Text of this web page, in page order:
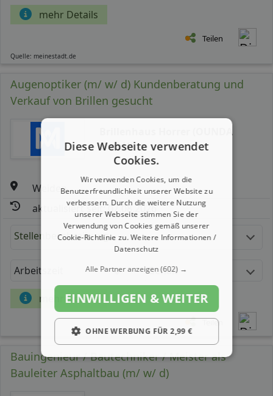
mehr Details
Teilen
Quelle: meinestadt.de
Augenoptiker (m/ w/ d) Kundenberatung und
Verkauf von Brillen gesucht
Brillenhaus Horrer (OUNDA
GmbH)
Weiden
aktualisiert seit: 07.08.2026
Stellenbeschreibung:
Arbeitszeit Gehalt
mehr Details
Teilen
Bauingenieur / Bautechniker / Meister als
Bauleiter Asphaltbau (m/ w/ d)
Diese Webseite verwendet
Cookies.
Wir verwenden Cookies, um die
Benutzerfreundlichkeit unserer Website zu
verbessern. Durch die weitere Nutzung
unserer Webseite stimmen Sie der
Verwendung von Cookies gemäß unserer
Cookie-Richtlinie zu.Weitere Informationen /
Datenschutz
Alle Partner anzeigen(602) →
EINWILLIGEN & WEITER
OHNE WERBUNG FÜR 2,99 €